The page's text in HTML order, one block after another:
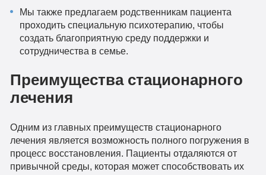
Мы также предлагаем родственникам пациента
проходить специальную психотерапию, чтобы
создать благоприятную среду поддержки и
сотрудничества в семье.
Преимущества стационарного
лечения
Одним из главных преимуществ стационарного
лечения является возможность полного погружения в
процесс восстановления. Пациенты отдаляются от
привычной среды, которая может способствовать их